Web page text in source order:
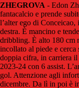
ZHEGROVA - Edon
fantacalcio e prende
l’alter ego di Conceicao,
destra. È mancino e
dribbling. È alto 180 cm
incollato al piede e cerca
doppia cifra, in carriera
2023-24 con 6 assist.
gol. Attenzione agli
dicembre. Da lì in poi è